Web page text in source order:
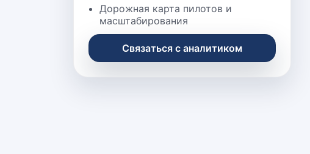
Дорожная карта пилотов и
масштабирования
Связаться с аналитиком